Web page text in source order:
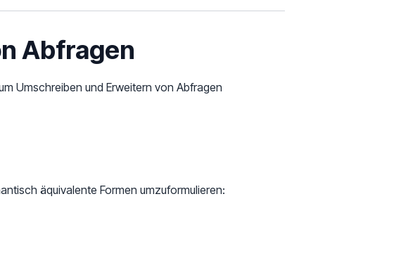
Abfragen
Umschreiben und Erweitern von Abfragen
äquivalente Formen umzuformulieren: